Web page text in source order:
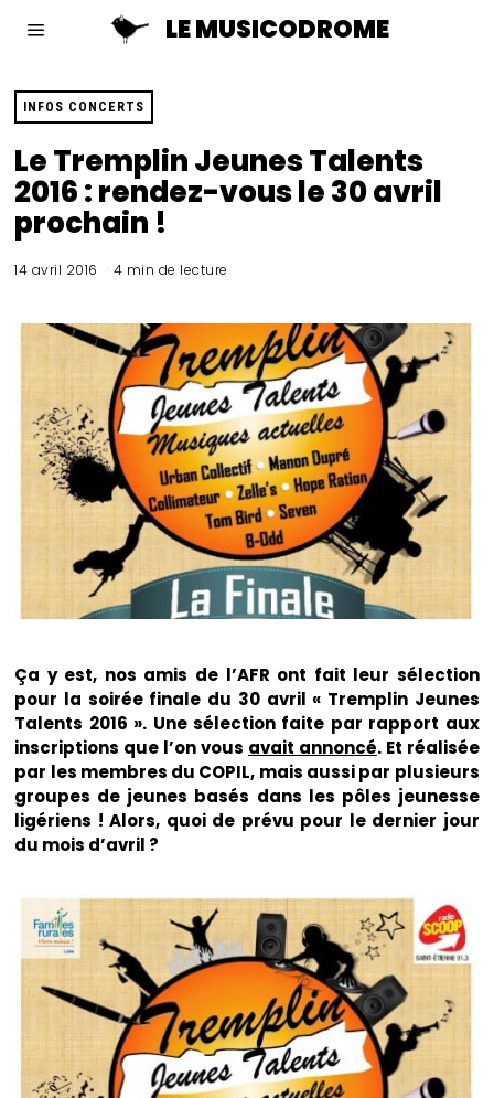
LE MUSICODROME
INFOS CONCERTS
Le Tremplin Jeunes Talents
2016 : rendez-vous le 30 avril
prochain !
14 avril 2016 4 min de lecture
Ça y est, nos amis de l’AFR ont fait leur sélection
pour la soirée finale du 30 avril « Tremplin Jeunes
Talents 2016 ». Une sélection faite par rapport aux
inscriptions que l’on vous avait annoncé. Et réalisée
par les membres du COPIL, mais aussi par plusieurs
groupes de jeunes basés dans les pôles jeunesse
ligériens ! Alors, quoi de prévu pour le dernier jour
du mois d’avril ?